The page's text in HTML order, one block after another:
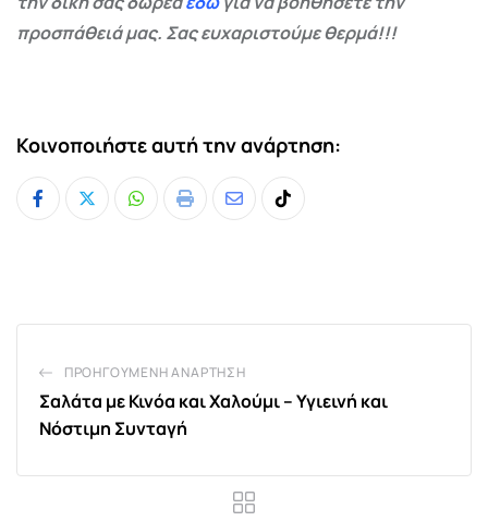
προσπάθειά μας. Σας ευχαριστούμε θερμά!!!
Κοινοποιήστε αυτή την ανάρτηση:
Whatsapp
Print
ShareTiktok
ΠΡΟΗΓΟΎΜΕΝΗ ΑΝΆΡΤΗΣΗ
Σαλάτα με Κινόα και Χαλούμι – Υγιεινή και
Νόστιμη Συνταγή